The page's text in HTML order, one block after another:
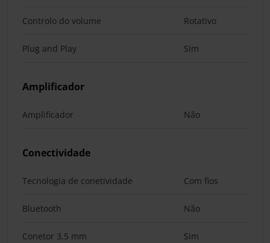
Controlo do volume Rotativo
Plug and Play Sim
Amplificador
Amplificador Não
Conectividade
Tecnologia de conetividade Com fios
Bluetooth Não
Conetor 3,5 mm Sim